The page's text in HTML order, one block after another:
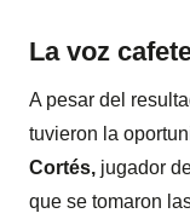
La voz
A pesar del
tuvieron la
Cortés, jugador
que se tomaron